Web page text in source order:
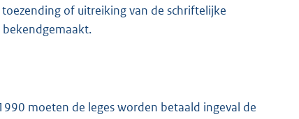
of uitreiking van de schriftelijke
bekendgemaakt.
moeten de leges worden betaald ingeval de